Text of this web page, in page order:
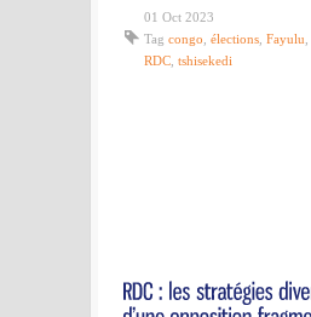
01 Oct 2023
Tag congo élections Fayulu
RDC tshisekedi